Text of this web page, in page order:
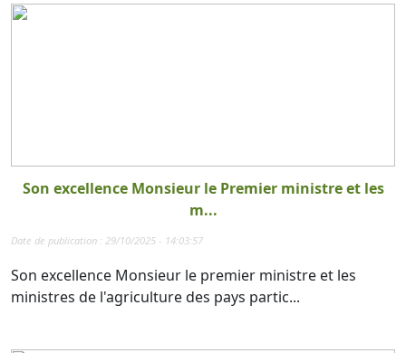
Son excellence Monsieur le Premier ministre et les
m...
Date de publication : 29/10/2025 - 14:03:57
Son excellence Monsieur le premier ministre et les
ministres de l'agriculture des pays partic...